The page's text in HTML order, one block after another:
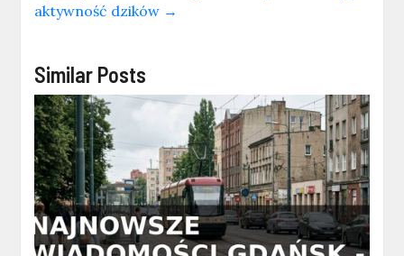
aktywność dzików →
Similar Posts